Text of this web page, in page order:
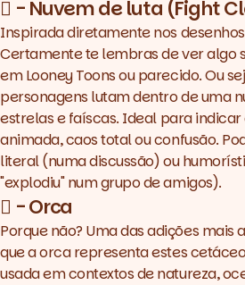
🫯 - Nuvem de luta (Fight
Inspirada diretamente nos
Certamente te lembras de ver algo
emLooneyToonsou parecido. Ou
personagens lutam dentro de uma
estrelas e faíscas. Ideal para
animada, caos total ou confusão.
literal (numa discussão) ou
"explodiu" num grupo de amigos).
🫍 - Orca
Porque não? Uma das adições mais
que a orca representa estes
usada em contextos de natureza,